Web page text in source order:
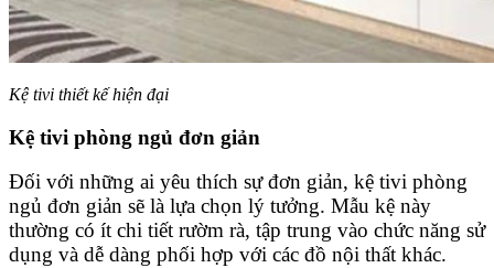
Kệ tivi thiết kế hiện đại
Kệ tivi phòng ngủ đơn giản
Đối với những ai yêu thích sự đơn giản, kệ tivi phòng
ngủ đơn giản sẽ là lựa chọn lý tưởng. Mẫu kệ này
thường có ít chi tiết rườm rà, tập trung vào chức năng sử
dụng và dễ dàng phối hợp với các đồ nội thất khác.